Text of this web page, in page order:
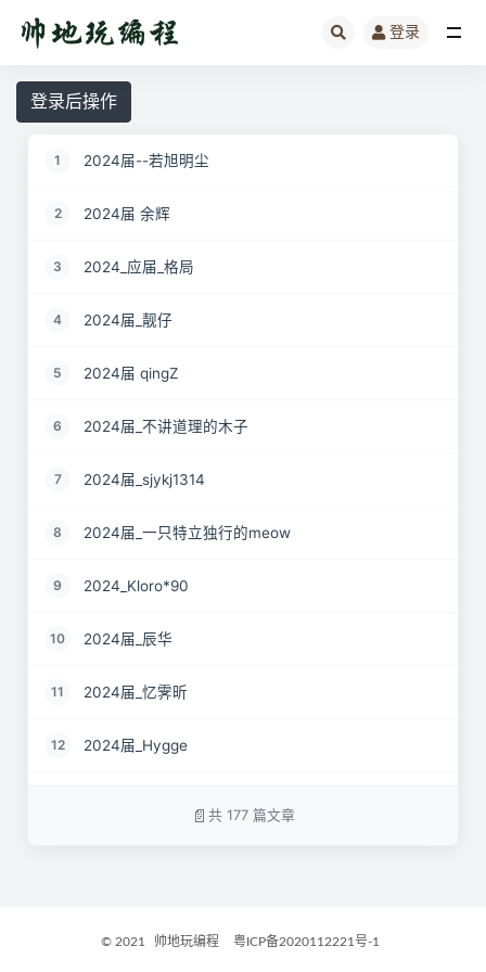
登录
登录后操作
1 2024届--若旭明尘
2 2024届 余辉
3 2024_应届_格局
4 2024届_靓仔
5 2024届 qingZ
6 2024届_不讲道理的木子
7 2024届_sjykj1314
8 2024届_一只特立独行的meow
9 2024_Kloro*90
10 2024届_辰华
11 2024届_忆霁昕
12 2024届_Hygge
共 177 篇文章
© 2021 帅地玩编程 粤ICP备2020112221号-1